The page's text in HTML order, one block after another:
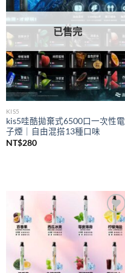
已售完
KIS5
kis5哇酷拋棄式6500口一次性電
子煙｜自由混搭13種口味
NT$280
Add to
wishlist